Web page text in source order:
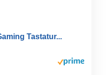
Tastatur...